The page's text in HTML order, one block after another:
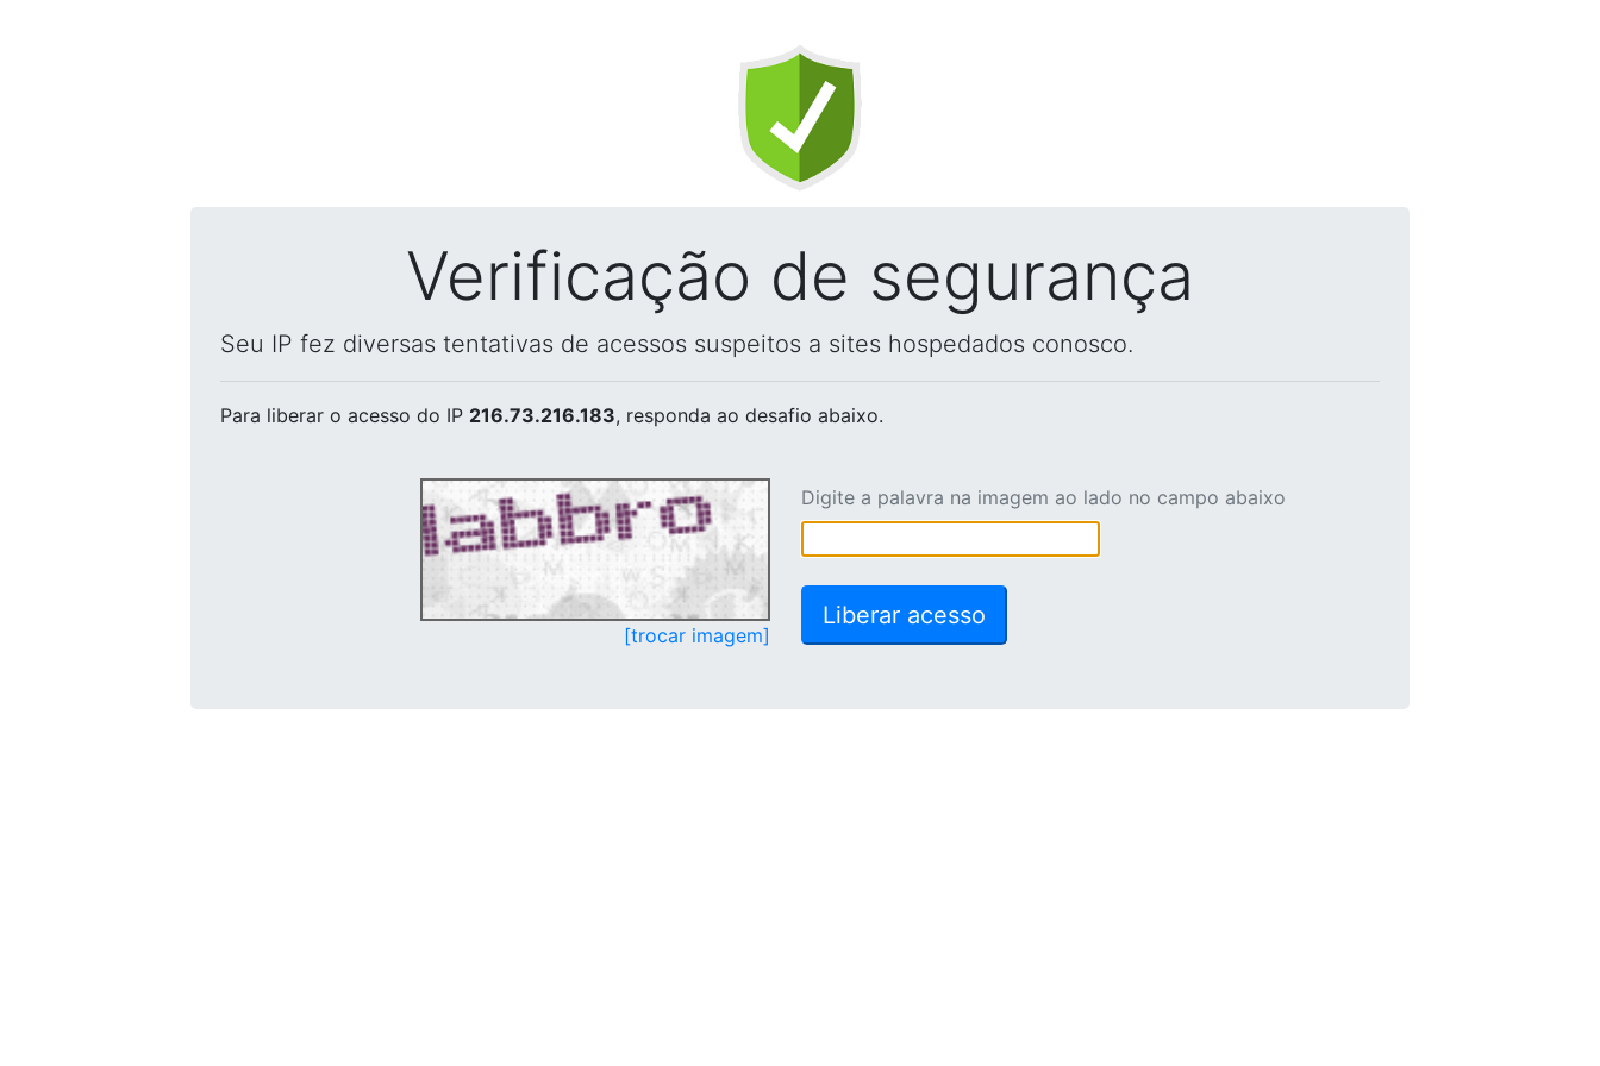
Verificação de segurança
Seu IP fez diversas tentativas de acessos suspeitos a sites hospedados conosco.
Para liberar o acesso do IP 216.73.216.183, responda ao desafio abaixo.
[trocar imagem]
Digite a palavra na imagem ao lado no campo abaixo